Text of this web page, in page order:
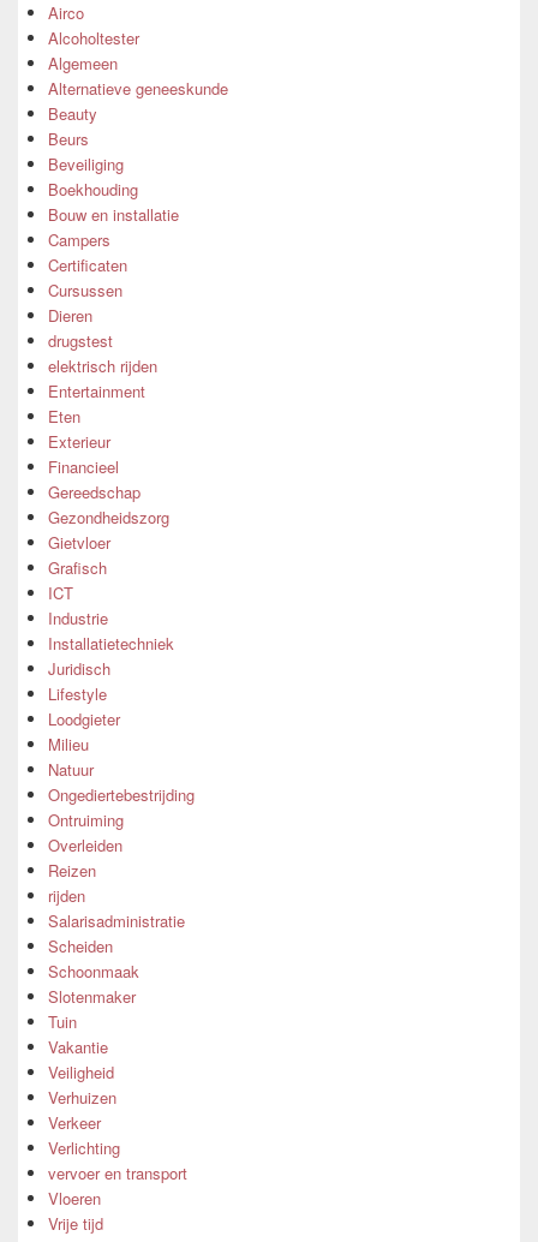
Airco
Alcoholtester
Algemeen
Alternatieve geneeskunde
Beauty
Beurs
Beveiliging
Boekhouding
Bouw en installatie
Campers
Certificaten
Cursussen
Dieren
drugstest
elektrisch rijden
Entertainment
Eten
Exterieur
Financieel
Gereedschap
Gezondheidszorg
Gietvloer
Grafisch
ICT
Industrie
Installatietechniek
Juridisch
Lifestyle
Loodgieter
Milieu
Natuur
Ongediertebestrijding
Ontruiming
Overleiden
Reizen
rijden
Salarisadministratie
Scheiden
Schoonmaak
Slotenmaker
Tuin
Vakantie
Veiligheid
Verhuizen
Verkeer
Verlichting
vervoer en transport
Vloeren
Vrije tijd